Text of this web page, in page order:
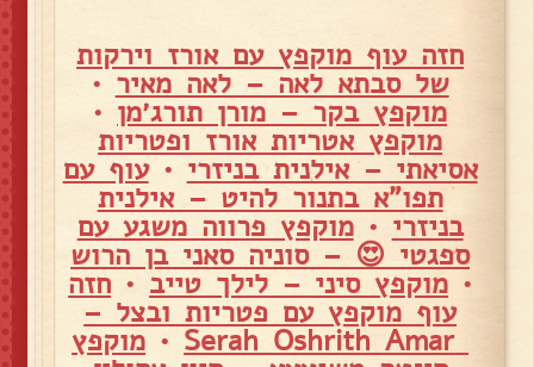
חזה עוף מוקפץ עם אורז וירקות
של סבתא לאה – לאה מאיר •
מוקפץ בקר – מורן תורג׳מן •
מוקפץ אטריות אורז ופטריות
אסיאתי – אילנית בניזרי •עוף עם
תפו"א בתנור להיט – אילנית
בניזרי •מוקפץ פרווה משגע עם
ספגטי 😍 – סוניה סאני בן הרוש
• מוקפץ סיני – לילך טייב • חזה
עוף מוקפץ עם פטריות ובצל –
Serah Oshrith Amar
• מוקפץ